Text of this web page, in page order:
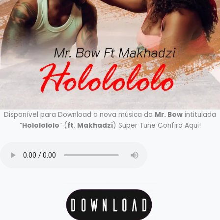
Disponível para Download a nova música do Mr. Bow intitulada
“Hololololo” (ft. Makhadzi) Super Tune Confira Aqui!